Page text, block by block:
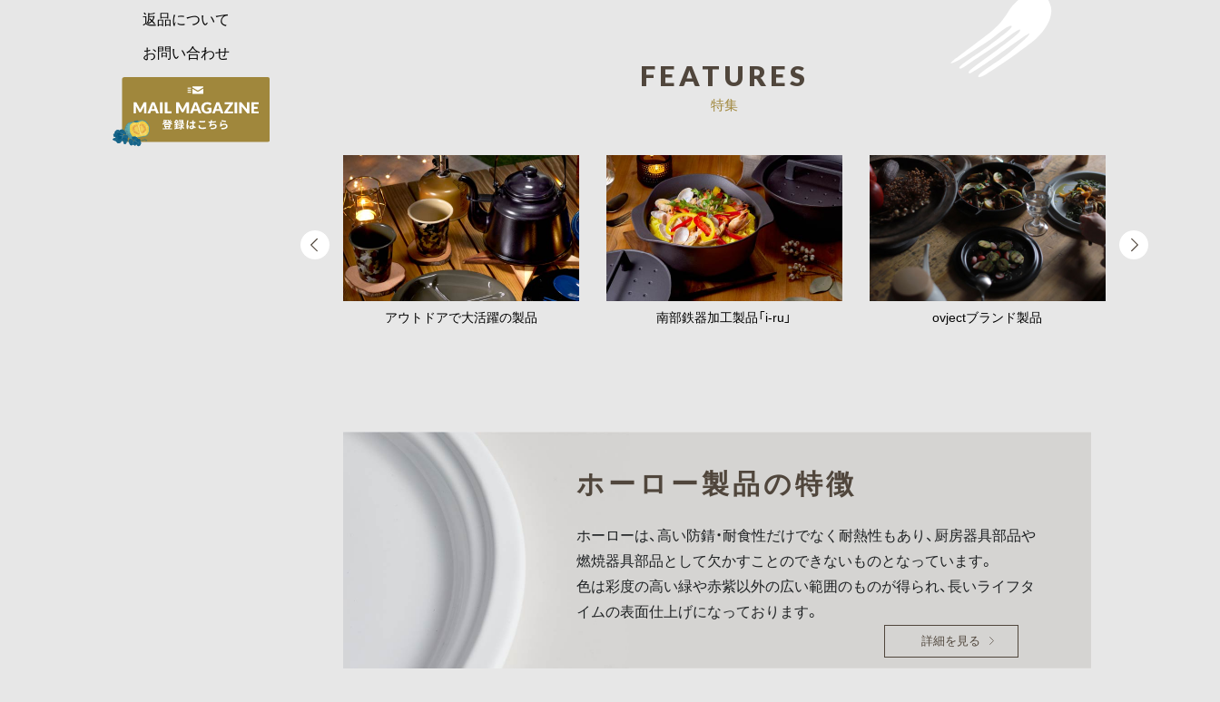
返品について
お問い合わせ
FEATURES
特集
アウトドアで大活躍の製品 南部鉄器加工製品「i-ru」 ovjectブランド製品
ホーロー製品の特徴
ホーローは、高い防錆・耐食性だけでなく耐熱性もあり、厨房器具部品や
燃焼器具部品として欠かすことのできないものとなっています。
色は彩度の高い緑や赤紫以外の広い範囲のものが得られ、長いライフタ
イムの表面仕上げになっております。
詳細を見る